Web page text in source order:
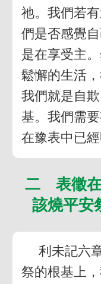
祂。我們若
們是否感覺
是在享受主
鬆懈的生活
我們就是自
基。我們需
在豫表中已經
二 表徵在
該燒平安
利未記六
祭的根基上